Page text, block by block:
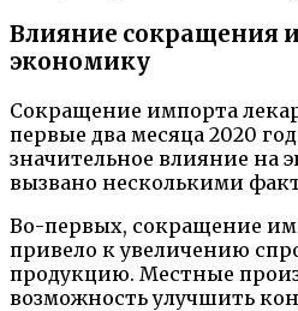
Влияние сокращения
экономику
Сокращение импорта
первые два месяца 2020
значительное влияние на
вызвано несколькими
Во-первых, сокращение
привело к увеличению
продукцию. Местные
возможность улучшить